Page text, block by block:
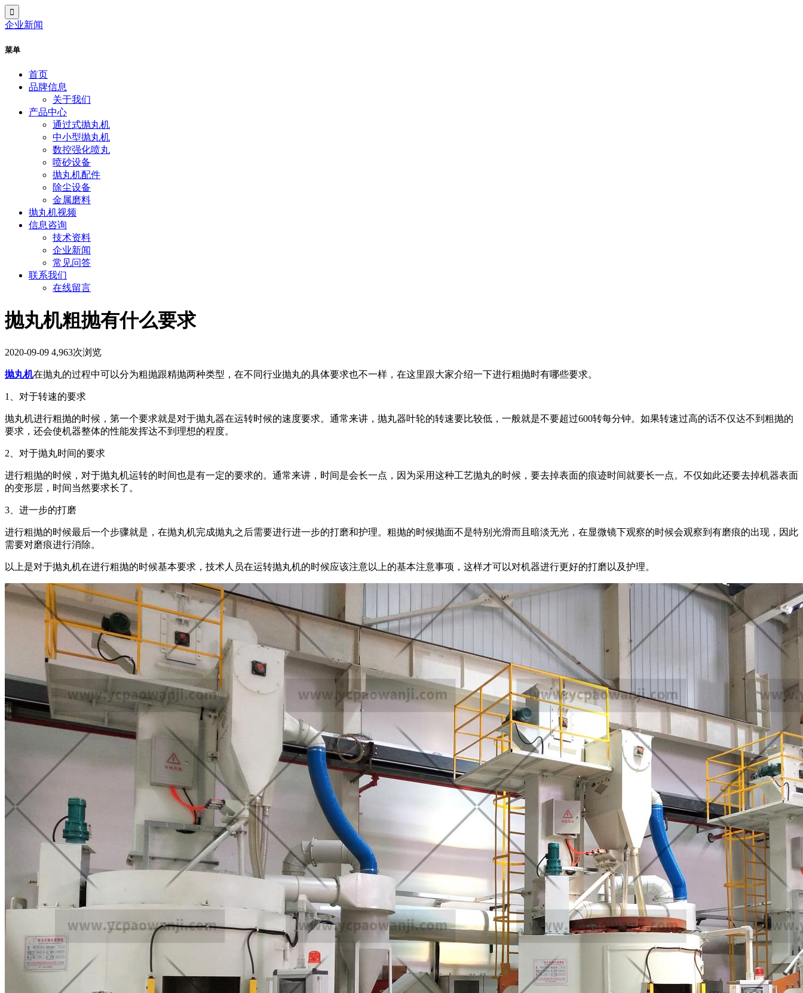
企业新闻
菜单
首页
品牌信息
关于我们
产品中心
通过式抛丸机
中小型抛丸机
数控强化喷丸
喷砂设备
抛丸机配件
除尘设备
金属磨料
抛丸机视频
信息咨询
技术资料
企业新闻
常见问答
联系我们
在线留言
抛丸机粗抛有什么要求
2020-09-09 4,963次浏览
抛丸机在抛丸的过程中可以分为粗抛跟精抛两种类型，在不同行业抛丸的具体要求也不一样，在这里跟大家介绍一下进行粗抛时有哪些要求。
1、对于转速的要求
抛丸机进行粗抛的时候，第一个要求就是对于抛丸器在运转时候的速度要求。通常来讲，抛丸器叶轮的转速要比较低，一般就是不要超过600转每分钟。如果转速过高的话不仅达不到粗抛的
要求，还会使机器整体的性能发挥达不到理想的程度。
2、对于抛丸时间的要求
进行粗抛的时候，对于抛丸机运转的时间也是有一定的要求的。通常来讲，时间是会长一点，因为采用这种工艺抛丸的时候，要去掉表面的痕迹时间就要长一点。不仅如此还要去掉机器表面
的变形层，时间当然要求长了。
3、进一步的打磨
进行粗抛的时候最后一个步骤就是，在抛丸机完成抛丸之后需要进行进一步的打磨和护理。粗抛的时候抛面不是特别光滑而且暗淡无光，在显微镜下观察的时候会观察到有磨痕的出现，因此
需要对磨痕进行消除。
以上是对于抛丸机在进行粗抛的时候基本要求，技术人员在运转抛丸机的时候应该注意以上的基本注意事项，这样才可以对机器进行更好的打磨以及护理。